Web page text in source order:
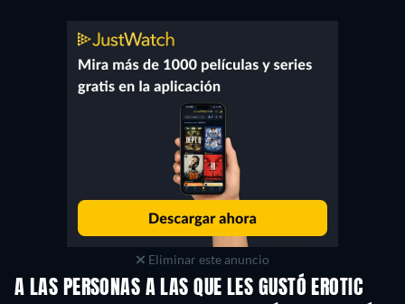
Eliminar este anuncio
A LAS PERSONAS A LAS QUE LES GUSTÓ EROTIC